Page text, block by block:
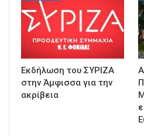
Εκδήλωση του ΣΥΡΙΖΑ
στην Άμφισσα για την
ακρίβεια